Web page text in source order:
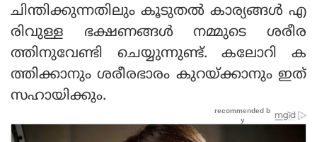
ചിന്തിക്കുന്നതിലും കൂടുതല്‍ കാര്യങ്ങള്‍ എ
രിവുള്ള ഭക്ഷണങ്ങള്‍ നമ്മുടെ ശരീര
ത്തിനുവേണ്ടി ചെയ്യുന്നുണ്ട്. കലോറി ക
ത്തിക്കാനും ശരീരഭാരം കുറയ്ക്കാനും ഇത്
സഹായിക്കും.